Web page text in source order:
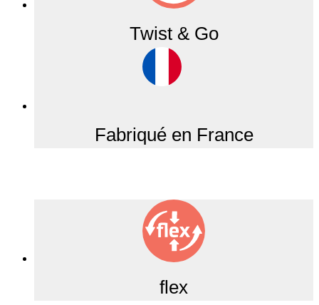
Twist & Go
Fabriqué en France
flex